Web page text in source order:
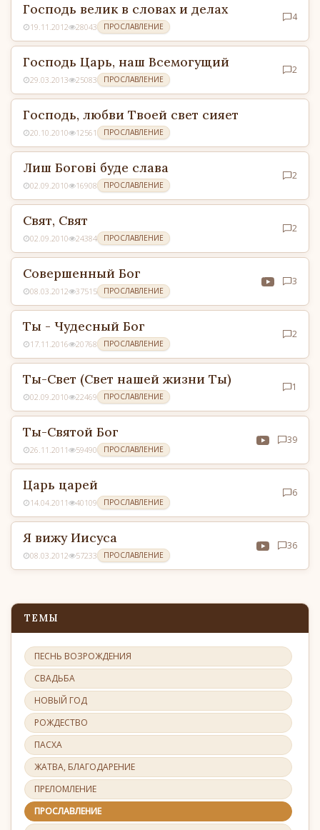
Господь велик в словах и делах
19.11.2012 28043 ПРОСЛАВЛЕНИЕ
4
Господь Царь, наш Всемогущий
29.03.2013 25083 ПРОСЛАВЛЕНИЕ
2
Господь, любви Твоей свет сияет
20.10.2010 12561 ПРОСЛАВЛЕНИЕ
Лиш Боговi буде слава
02.09.2010 16908 ПРОСЛАВЛЕНИЕ
2
Свят, Свят
02.09.2010 24384 ПРОСЛАВЛЕНИЕ
2
Совершенный Бог
08.03.2012 37515 ПРОСЛАВЛЕНИЕ
3
Ты - Чудесный Бог
17.11.2016 20768 ПРОСЛАВЛЕНИЕ
2
Ты-Свет (Свет нашей жизни Ты)
02.09.2010 22469 ПРОСЛАВЛЕНИЕ
1
Ты-Святой Бог
26.11.2011 59490 ПРОСЛАВЛЕНИЕ
39
Царь царей
14.04.2011 40109 ПРОСЛАВЛЕНИЕ
6
Я вижу Иисуса
08.03.2012 57233 ПРОСЛАВЛЕНИЕ
36
ТЕМЫ
ПЕСНЬ ВОЗРОЖДЕНИЯ
СВАДЬБА
НОВЫЙ ГОД
РОЖДЕСТВО
ПАСХА
ЖАТВА, БЛАГОДАРЕНИЕ
ПРЕЛОМЛЕНИЕ
ПРОСЛАВЛЕНИЕ